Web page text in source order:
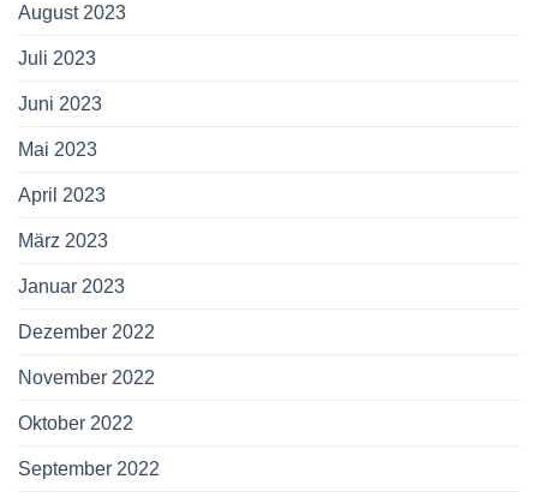
August 2023
Juli 2023
Juni 2023
Mai 2023
April 2023
März 2023
Januar 2023
Dezember 2022
November 2022
Oktober 2022
September 2022